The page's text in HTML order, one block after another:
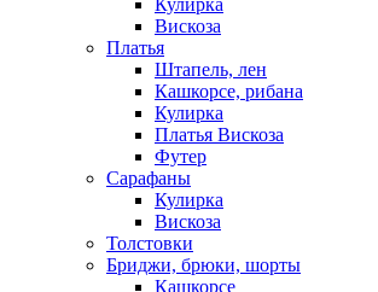
Кулирка
Вискоза
Платья
Штапель, лен
Кашкорсе, рибана
Кулирка
Платья Вискоза
Футер
Сарафаны
Кулирка
Вискоза
Толстовки
Бриджи, брюки, шорты
Кашкорсе